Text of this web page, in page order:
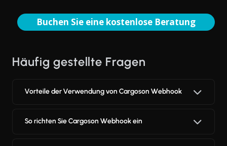
Buchen Sie eine kostenlose Beratung
Häufig gestellte Fragen
Vorteile der Verwendung von Cargoson Webhook
So richten Sie Cargoson Webhook ein